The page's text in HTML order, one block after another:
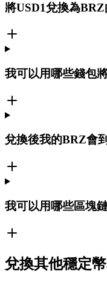
將USD1兌換為
我可以用哪些錢包
兌換後我的BRZ會
我可以用哪些區塊
兌換其他穩定